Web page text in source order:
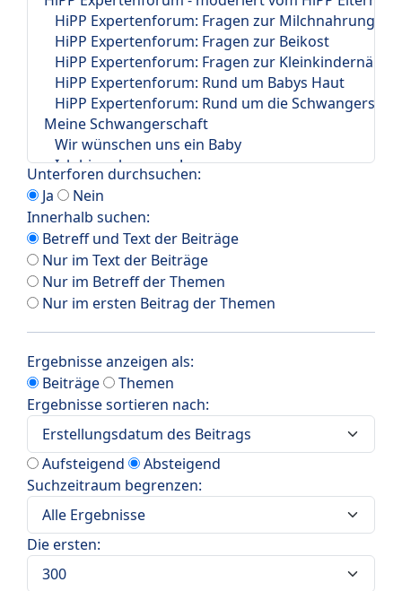
Unterforen durchsuchen:
Ja
Nein
Innerhalb suchen:
Betreff und Text der Beiträge
Nur im Text der Beiträge
Nur im Betreff der Themen
Nur im ersten Beitrag der Themen
Ergebnisse anzeigen als:
Beiträge
Themen
Ergebnisse sortieren nach:
Aufsteigend
Absteigend
Suchzeitraum begrenzen:
Die ersten: